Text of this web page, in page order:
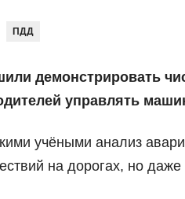
ПДД
демонстрировать
управлять
учёными анализ
на дорогах, но даже